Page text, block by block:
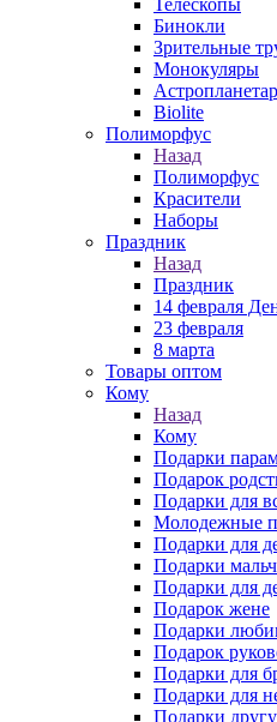
Телескопы
Бинокли
Зрительные
Монокуляры
Biolite
Полиморфус
Назад
Полиморфус
Красители
Наборы
Праздник
Назад
Праздник
14 февраля
23 февраля
8 марта
Товары оптом
Кому
Назад
Кому
Подарки
Подарок
Подарки для
Молодежные
Подарки для
Подарки
Подарки для
Подарок жене
Подарки
Подарок
Подарки для
Подарки для
Подарки другу